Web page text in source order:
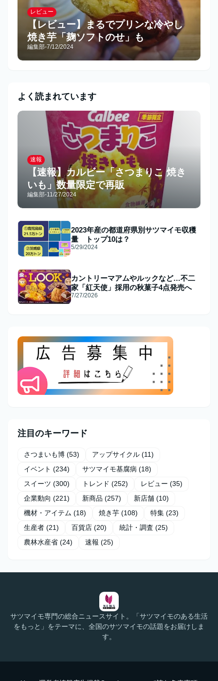
レビュー
【レビュー】まるでプリンな冷やし
焼き芋「麹ソフトのせ」も
編集部-7/12/2024
よく読まれています
速報
【速報】カルビー「さつまりこ 焼き
いも」数量限定で再販
編集部-11/27/2024
2023年産の都道府県別サツマイモ収穫
量 トップ10は？
5/29/2024
カントリーマアムやルックなど…不二
家「紅天使」採用の秋菓子4点発売へ
7/27/2026
注目のキーワード
さつまいも博 (53) アップサイクル (11)
イベント (234) サツマイモ基腐病 (18)
スイーツ (300) トレンド (252) レビュー (35)
企業動向 (221) 新商品 (257) 新店舗 (10)
機材・アイテム (18) 焼き芋 (108) 特集 (23)
生産者 (21) 百貨店 (20) 統計・調査 (25)
農林水産省 (24) 速報 (25)
サツマイモ専門の総合ニュースサイト。「サツマイモのある生活
をもっと」をテーマに、全国のサツマイモの話題をお届けしま
す。